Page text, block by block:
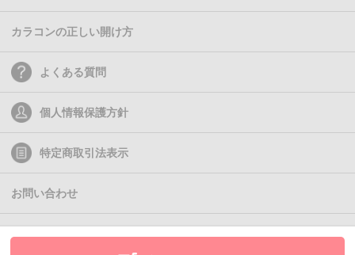
カラコンの正しい開け方
よくある質問
個人情報保護方針
特定商取引法表示
お問い合わせ